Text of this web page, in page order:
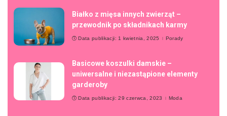
Białko z mięsa innych zwierząt –
przewodnik po składnikach karmy
Data publikacji: 1 kwietnia, 2025 Porady
Basicowe koszulki damskie –
uniwersalne i niezastąpione elementy
garderoby
Data publikacji: 29 czerwca, 2023 Moda